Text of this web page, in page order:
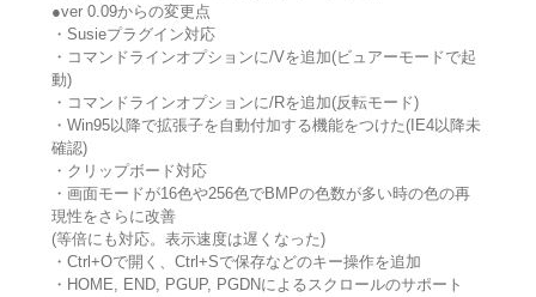
●ver 0.09からの変更点
・Susieプラグイン対応
・コマンドラインオプションに/Vを追加(ビュアーモードで起
動)
・コマンドラインオプションに/Rを追加(反転モード)
・Win95以降で拡張子を自動付加する機能をつけた(IE4以降未
確認)
・クリップボード対応
・画面モードが16色や256色でBMPの色数が多い時の色の再
現性をさらに改善
(等倍にも対応。表示速度は遅くなった)
・Ctrl+Oで開く、Ctrl+Sで保存などのキー操作を追加
・HOME, END, PGUP, PGDNによるスクロールのサポート